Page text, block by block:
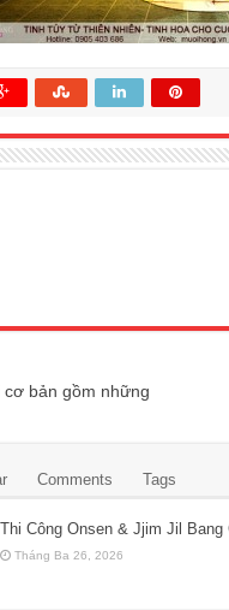
cơ bản gồm những
Comments Tags
Thi Công Onsen & Jjim Jil Bang
Tháng Ba 26, 2026